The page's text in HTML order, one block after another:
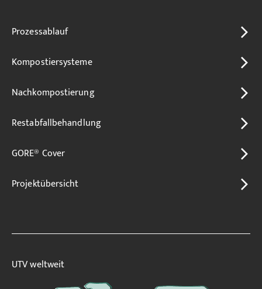
Prozessablauf
Kompostiersysteme
Nachkompostierung
Restabfallbehandlung
GORE® Cover
Projektübersicht
UTV weltweit